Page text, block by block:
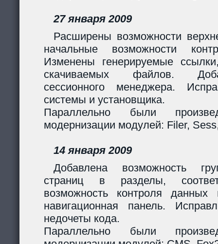
27 января 2009
Расширены возможности
начальные возможности
Изменены генерируемые
скачиваемых файлов.
сессионного менеджера.
системы и установщика.
Параллельно были
модернизации модулей: Filer,
14 января 2009
Добавлена возможность
страниц в разделы,
возможность контроля
навигационная панель.
недочеты кода.
Параллельно были